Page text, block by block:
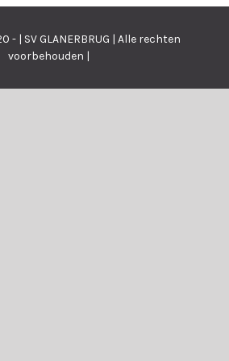
- | SV GLANERBRUG | Alle rechten
voorbehouden |